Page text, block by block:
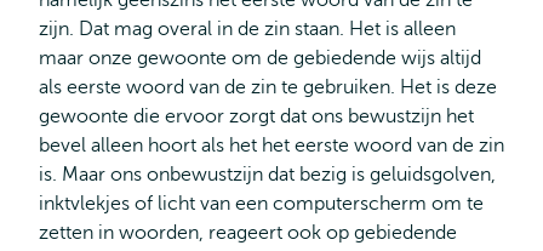
zijn. Dat mag overal in de zin staan. Het is alleen
maar onze gewoonte om de gebiedende wijs altijd
als eerste woord van de zin te gebruiken. Het is deze
gewoonte die ervoor zorgt dat ons bewustzijn het
bevel alleen hoort als het het eerste woord van de zin
is. Maar ons onbewustzijn dat bezig is geluidsgolven,
inktvlekjes of licht van een computerscherm om te
zetten in woorden, reageert ook op gebiedende